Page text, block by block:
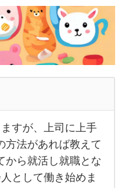
すが、上司に上手
方法があれば教えて
から就活し就職とな
として働き始めま